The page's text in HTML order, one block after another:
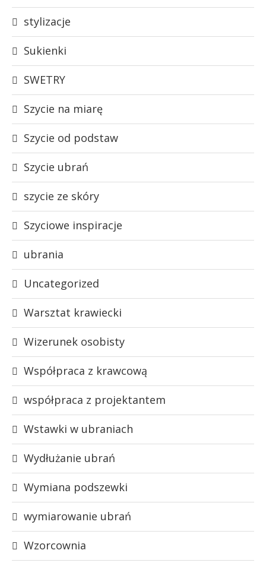
stylizacje
Sukienki
SWETRY
Szycie na miarę
Szycie od podstaw
Szycie ubrań
szycie ze skóry
Szyciowe inspiracje
ubrania
Uncategorized
Warsztat krawiecki
Wizerunek osobisty
Współpraca z krawcową
współpraca z projektantem
Wstawki w ubraniach
Wydłużanie ubrań
Wymiana podszewki
wymiarowanie ubrań
Wzorcownia